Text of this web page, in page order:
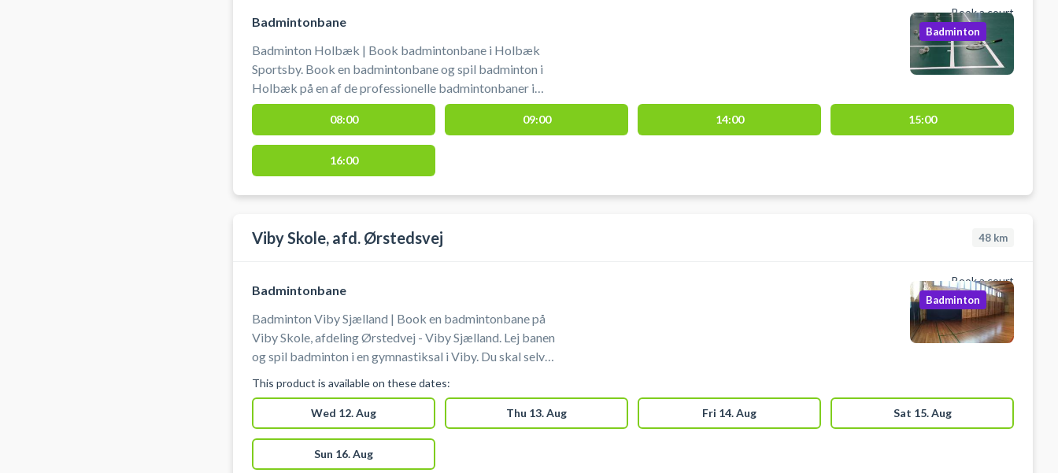
Book a court
Badmintonbane
Badminton Holbæk | Book badmintonbane i Holbæk
Sportsby. Book en badmintonbane og spil badminton i
Holbæk på en af de professionelle badmintonbaner i
sportsbyen. Ketchere kan lejes og bolde købes i
receptionen i Holbæk Sportsby.
Badminton
08:00 09:00 14:00 15:00
16:00
Viby Skole, afd. Ørstedsvej 48 km
Book a court
Badmintonbane
Badminton Viby Sjælland | Book en badmintonbane på
Viby Skole, afdeling Ørstedvej - Viby Sjælland. Lej banen
og spil badminton i en gymnastiksal i Viby. Du skal selv
parkeringsmuligheder ved skolen.
Badminton
This product is available on these dates:
Wed 12. Aug Thu 13. Aug Fri 14. Aug Sat 15. Aug
Sun 16. Aug